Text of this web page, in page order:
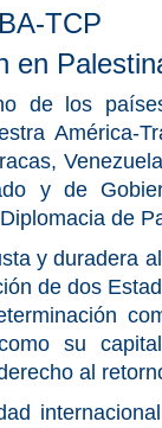
TCP
en
de los
América-
y de
de
y duradera
de dos
su
al